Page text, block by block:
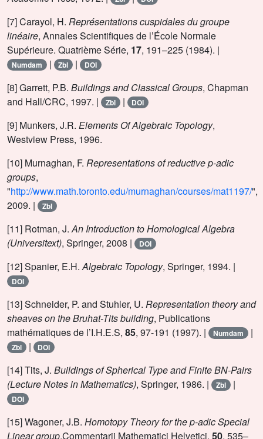
[7] Carayol, H. Représentations cuspidales du groupe
linéaire, Annales Scientifiques de l’École Normale
Supérieure. Quatrième Série, 17, 191–225 (1984). |
Numdam | Zbl | DOI
[8] Garrett, P.B. Buildings and Classical Groups, Chapman
and Hall/CRC, 1997. |
Zbl | DOI
[9] Munkers, J.R. Elements Of Algebraic Topology,
Westview Press, 1996.
[10] Murnaghan, F. Representations of reductive p-adic
groups,
"http://www.math.toronto.edu/murnaghan/courses/mat1197/",
2009. |
Zbl
[11] Rotman, J.An Introduction to Homological Algebra
(Universitext), Springer, 2008 | DOI
[12] Spanier, E.H.Algebraic Topology, Springer, 1994. |
DOI
[13] Schneider, P. and Stuhler, U. Representation theory and
sheaves on the Bruhat-Tits building, Publications
mathématiques de l’I.H.E.S, 85, 97-191 (1997). | Numdam |
Zbl | DOI
[14] Tits, J. Buildings of Spherical Type and Finite BN-Pairs
(Lecture Notes in Mathematics), Springer, 1986. | Zbl |
DOI
[15] Wagoner, J.B. Homotopy Theory for the p-adic Special
Linear group,Commentarii Mathematici Helvetici, 50, 535–